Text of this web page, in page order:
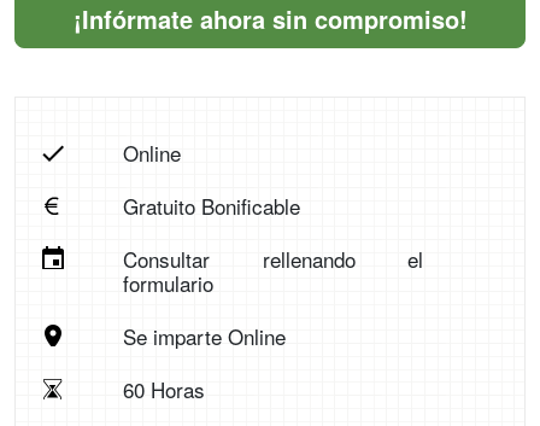
¡Infórmate ahora sin compromiso!
Online
Gratuito Bonificable
Consultar rellenando el
formulario
Se imparte Online
60 Horas